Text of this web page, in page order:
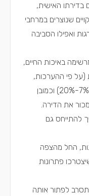
בדירתו האישית,
שנוצרים במרחבי
ואפילו הסביבה
באיכות החיים,
(על פי ההערכות,
ערך דירה בבניין משופץ צפוי לעלות ב-7%-20%) וכמובן
את הדירה.
להתייחס גם
החל מהצפה
פתרונות
תסרב לפתור אותה